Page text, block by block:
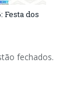
Festa dos
fechados.